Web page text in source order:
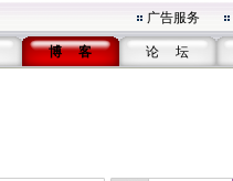
广告服务
博 客 论 坛